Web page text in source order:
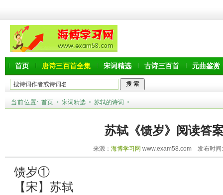
首页 唐诗三百首全集 宋词精选 古诗三百首 元曲鉴赏
当前位置: 首页 > 宋词精选 > 苏轼的诗词 >
苏轼《馈岁》阅读答
来源： 海博学习网 www.exam58.com 发布时间
馈岁①
【宋】苏轼